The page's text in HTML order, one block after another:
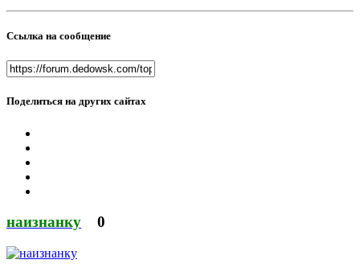
Ссылка на сообщение
Поделиться на других сайтах
наизнанку 0